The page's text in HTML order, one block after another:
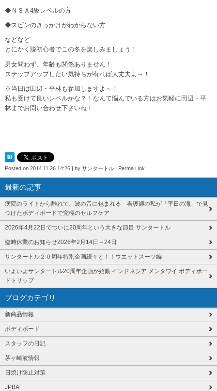
◆ＮＳＡ4級レベルの方
◆スピンのきっかけがわからない方
などなど
とにかく脱初心者でこの冬を楽しみましょう！
男女問わず、年齢も関係ありません！
ステップアップしたい気持ちが有れば大丈夫よ～！
※当日は田辺・平林も参加しますよ～！
私も受けて良いレベルかな？！なんて悩んでいる方はお気軽に田辺・平
林までお問い合わせ下さいね！
Posted on 2014.11.26 14:26 | by サンタートル | Perma Link
最新の記事
病院のライトから離れて、波の音に包まれる 看護師の私が「平日の海」で見
つけたボディボードで究極のセルフケア
2026年4月22日でついに20周年という大きな節目 サンタートル
臨時休業のお知らせ2026年2月14日～24日
サンタートル２０周年特別企画続々と！！ウエットスーツ編
いよいよサンタートル20周年企画が始動 インドネシア メンタワイ ボディボー
ドトリップ
ブログカテゴリ
新商品情報
ボディボード
スタッフの日記
茅ヶ崎波情報
日焼け防止対策
JPBA